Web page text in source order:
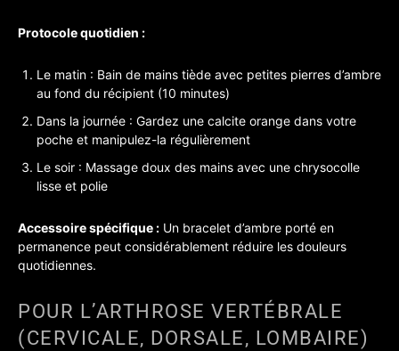
Protocole quotidien :
Le matin : Bain de mains tiède avec petites pierres d’ambre
au fond du récipient (10 minutes)
Dans la journée : Gardez une calcite orange dans votre
poche et manipulez-la régulièrement
Le soir : Massage doux des mains avec une chrysocolle
lisse et polie
Accessoire spécifique : Un bracelet d’ambre porté en
permanence peut considérablement réduire les douleurs
quotidiennes.
POUR L’ARTHROSE VERTÉBRALE
(CERVICALE, DORSALE, LOMBAIRE)